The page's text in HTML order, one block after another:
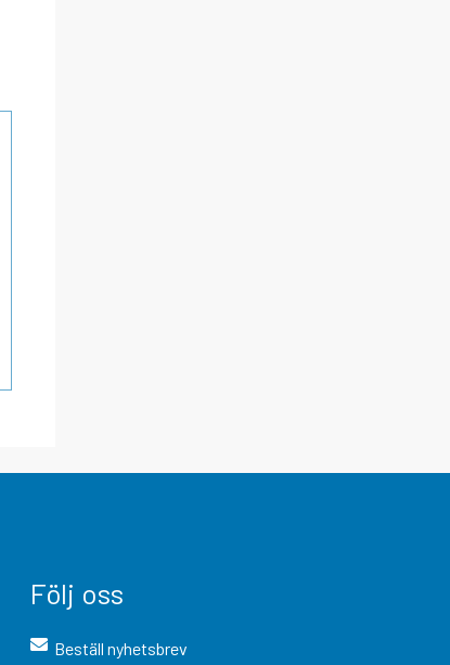
Följ oss
Beställ nyhetsbrev